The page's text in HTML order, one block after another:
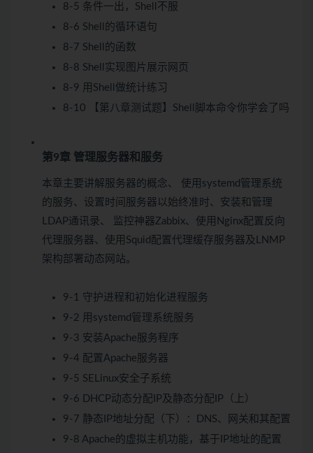
8-5 条件一出，Shell不服
8-6 Shell的循环语句
8-7 Shell的函数
8-8 Shell实现图片展示网页
8-9 用Shell做统计练习
8-10 【第八章测试题】Shell脚本命令你学会了吗
第9章 管理服务器和服务
本章主要讲解服务器的概念、 使用systemd管理系统
的服务、设置时间服务器以始终准时、安装和管理
LDAP通讯录、 监控神器Zabbix、使用Nginx配置反向
代理服务器、使用Squid配置代理缓存服务器及LNMP
架构部署动态网站。
9-1 守护进程和初始化进程服务
9-2 用systemd管理系统服务
9-3 安装Apache服务程序
9-4 配置Apache服务器
9-5 SELinux安全子系统
9-6 DHCP动态分配IP及静态分配IP（上）
9-7 静态IP地址分配（下）：DNS、网关和其配置
9-8 Apache的虚拟主机功能，基于IP地址的配置